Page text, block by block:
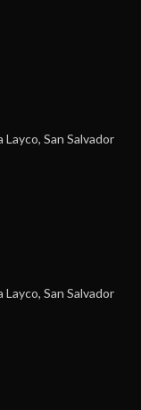
San Salvador
San Salvador